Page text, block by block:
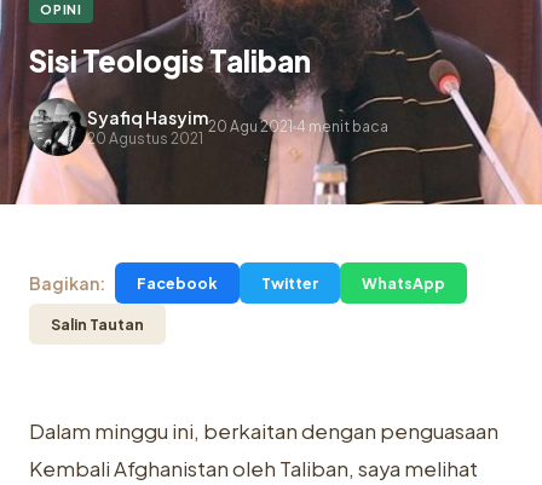
OPINI
Sisi Teologis Taliban
Syafiq Hasyim
20 Agustus 2021
20 Agu 2021.4 menit baca
Bagikan: Facebook Twitter WhatsApp
Salin Tautan
Dalam minggu ini, berkaitan dengan penguasaan
Kembali Afghanistan oleh Taliban, saya melihat